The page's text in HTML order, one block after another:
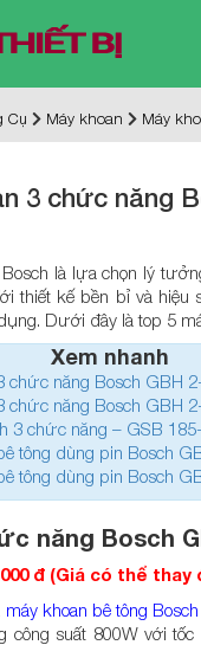
Cụ Máy khoan Máy
3 chức năng
là lựa chọn lý
thiết kế bền bỉ và
Dưới đây là top 5
Xem nhanh
chức năng Bosch GBH
chức năng Bosch GBH
3 chức năng – GSB
tông dùng pin Bosch
tông dùng pin Bosch
năng Bosch
đ (Giá có thể
máy khoan bê tông Bosch
công suất 800W với